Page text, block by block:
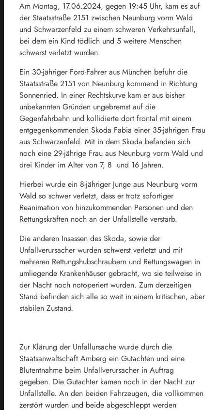
Am Montag, 17.06.2024, gegen 19:45 Uhr, kam es auf
der Staatsstraße 2151 zwischen Neunburg vorm Wald
und Schwarzenfeld zu einem schweren Verkehrsunfall,
bei dem ein Kind tödlich und 5 weitere Menschen
schwerst verletzt wurden.
Ein 30-jähriger Ford-Fahrer aus München befuhr die
Staatsstraße 2151 von Neunburg kommend in Richtung
Sonnenried. In einer Rechtskurve kam er aus bisher
unbekannten Gründen ungebremst auf die
Gegenfahrbahn und kollidierte dort frontal mit einem
entgegenkommenden Skoda Fabia einer 35-jährigen Frau
aus Schwarzenfeld. Mit in dem Skoda befanden sich
noch eine 29-jährige Frau aus Neunburg vorm Wald und
drei Kinder im Alter von 7, 8 und 16 Jahren.
Hierbei wurde ein 8-jähriger Junge aus Neunburg vorm
Wald so schwer verletzt, dass er trotz sofortiger
Reanimation von hinzukommenden Personen und den
Rettungskräften noch an der Unfallstelle verstarb.
Die anderen Insassen des Skoda, sowie der
Unfallverursacher wurden schwerst verletzt und mit
mehreren Rettungshubschraubern und Rettungswagen in
umliegende Krankenhäuser gebracht, wo sie teilweise in
der Nacht noch notoperiert wurden. Zum derzeitigen
Stand befinden sich alle so weit in einem kritischen, aber
stabilen Zustand.
Zur Klärung der Unfallursache wurde durch die
Staatsanwaltschaft Amberg ein Gutachten und eine
Blutentnahme beim Unfallverursacher in Auftrag
gegeben. Die Gutachter kamen noch in der Nacht zur
Unfallstelle. An den beiden Fahrzeugen, die vollkommen
zerstört wurden und beide abgeschleppt werden